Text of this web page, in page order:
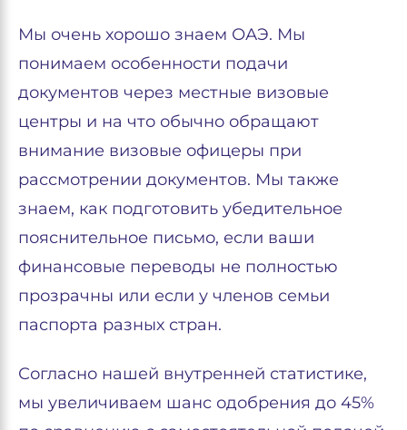
Мы очень хорошо знаем ОАЭ. Мы
понимаем особенности подачи
документов через местные визовые
центры и на что обычно обращают
внимание визовые офицеры при
рассмотрении документов. Мы также
знаем, как подготовить убедительное
пояснительное письмо, если ваши
финансовые переводы не полностью
прозрачны или если у членов семьи
паспорта разных стран.
Согласно нашей внутренней статистике,
мы увеличиваем шанс одобрения до 45%